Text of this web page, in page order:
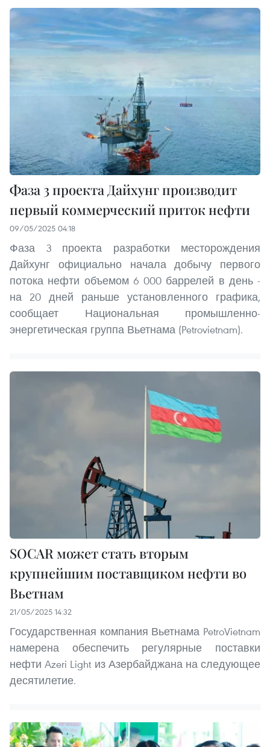
Фаза 3 проекта Дайхунг производит
первый коммерческий приток нефти
09/05/2025 04:18
Фаза 3 проекта разработки месторождения
Дайхунг официально начала добычу первого
потока нефти объемом 6 000 баррелей в день -
на 20 дней раньше установленного графика,
сообщает Национальная промышленно-
энергетическая группа Вьетнама (Petrovietnam).
SOCAR может стать вторым
крупнейшим поставщиком нефти во
Вьетнам
21/05/2025 14:32
Государственная компания Вьетнама PetroVietnam
намерена обеспечить регулярные поставки
нефти Azeri Light из Азербайджана на следующее
десятилетие.